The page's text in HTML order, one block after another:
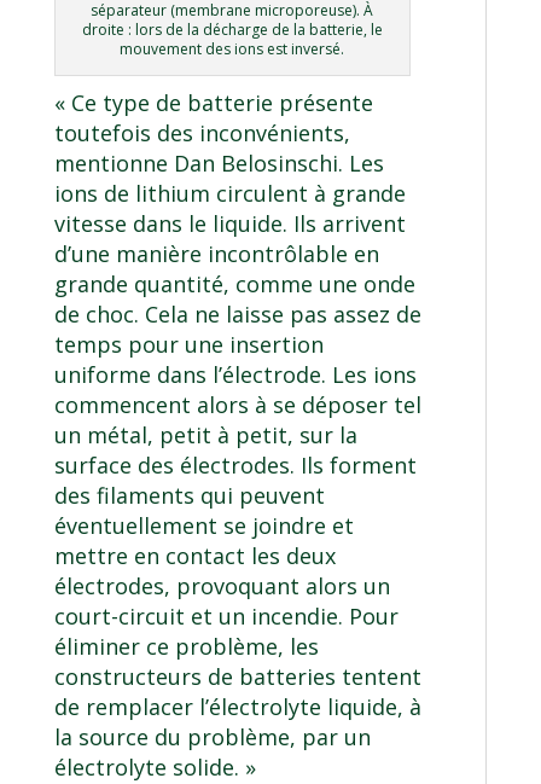
séparateur (membrane microporeuse). À
droite : lors de la décharge de la batterie, le
mouvement des ions est inversé.
« Ce type de batterie présente
toutefois des inconvénients,
mentionne Dan Belosinschi. Les
ions de lithium circulent à grande
vitesse dans le liquide. Ils arrivent
d’une manière incontrôlable en
grande quantité, comme une onde
de choc. Cela ne laisse pas assez de
temps pour une insertion
uniforme dans l’électrode. Les ions
commencent alors à se déposer tel
un métal, petit à petit, sur la
surface des électrodes. Ils forment
des filaments qui peuvent
éventuellement se joindre et
mettre en contact les deux
électrodes, provoquant alors un
court-circuit et un incendie. Pour
éliminer ce problème, les
constructeurs de batteries tentent
de remplacer l’électrolyte liquide, à
la source du problème, par un
électrolyte solide. »